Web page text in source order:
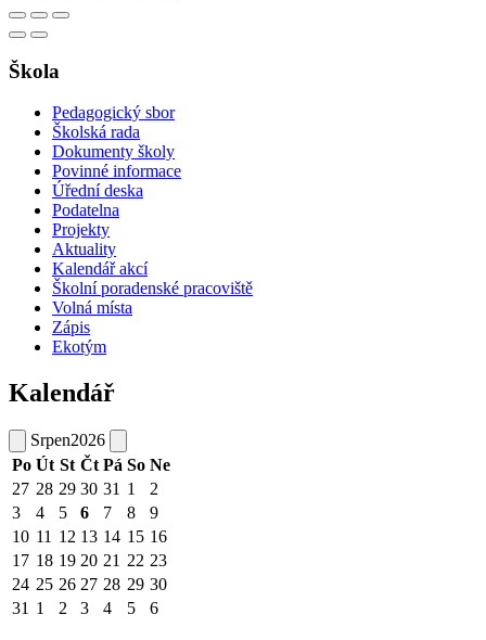
Škola
Pedagogický sbor
Školská rada
Dokumenty školy
Povinné informace
Úřední deska
Podatelna
Projekty
Aktuality
Kalendář akcí
Školní poradenské pracoviště
Volná místa
Zápis
Ekotým
Kalendář
Srpen2026
Po Út St Čt Pá So Ne
27 28 29 30 31 1
2
3
4 5 6 7 8
9
10 11 12 13 14 15 16
17 18 19 20 21 22 23
24 25 26 27 28 29 30
31 1 2 3 4 5 6